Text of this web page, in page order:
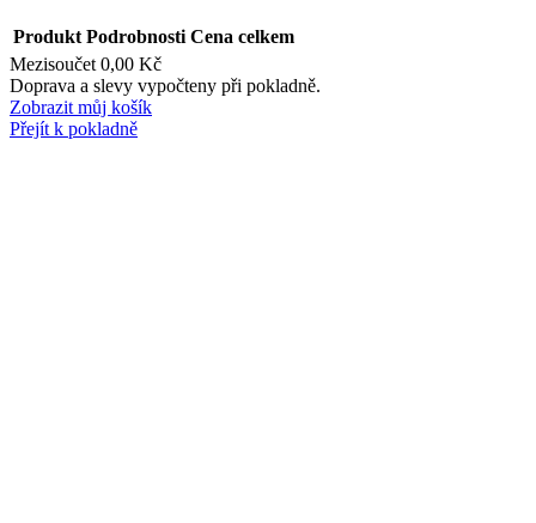
Produkty
v
Produkt Podrobnosti Cena celkem
Mezisoučet 0,00 Kč
Doprava a slevy vypočteny při pokladně.
Zobrazit můj košík
Přejít k pokladně